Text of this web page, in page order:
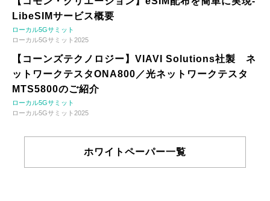
LibeSIMサービス概要
ローカル5Gサミット
ローカル5Gサミット2025
【コーンズテクノロジー】VIAVI Solutions社製 ネ
ットワークテスタONA800／光ネットワークテスタ
MTS5800のご紹介
ローカル5Gサミット
ローカル5Gサミット2025
ホワイトペーパー一覧